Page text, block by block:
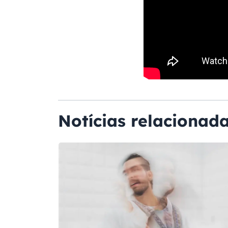
Notícias